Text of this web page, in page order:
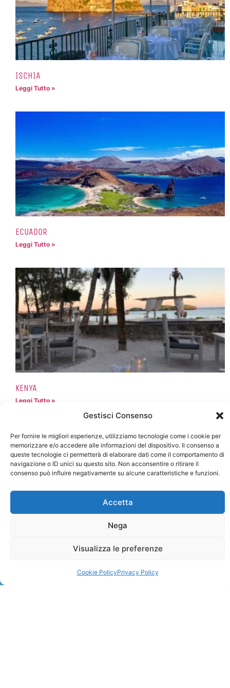
Gestisci Consenso
Per fornire le migliori esperienze, utilizziamo tecnologie come i cookie per
memorizzare e/o accedere alle informazioni del dispositivo. Il consenso a
queste tecnologie ci permetterà di elaborare dati come il comportamento di
navigazione o ID unici su questo sito. Non acconsentire o ritirare il
consenso può influire negativamente su alcune caratteristiche e funzioni.
Accetta
Nega
Visualizza le preferenze
Cookie PolicyPrivacy Policy
ISCHIA
Leggi Tutto »
ECUADOR
Leggi Tutto »
KENYA
Leggi Tutto »